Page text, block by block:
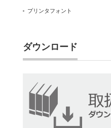
プリンタフォント
ダウンロード